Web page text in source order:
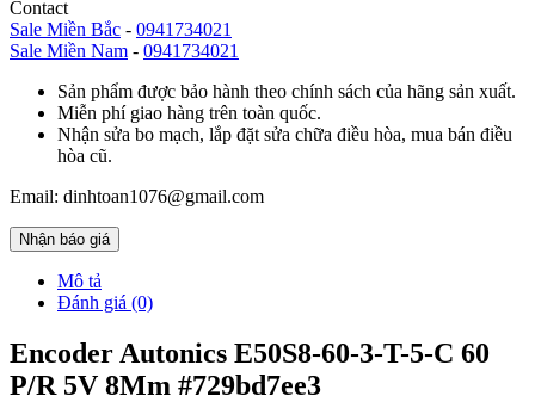
Contact
Sale Miền Bắc - 0941734021
Sale Miền Nam - 0941734021
Sản phẩm được bảo hành theo chính sách của hãng sản xuất.
Miễn phí giao hàng trên toàn quốc.
Nhận sửa bo mạch, lắp đặt sửa chữa điều hòa, mua bán điều
hòa cũ.
Email: dinhtoan1076@gmail.com
Nhận báo giá
Mô tả
Đánh giá (0)
Encoder Autonics E50S8-60-3-T-5-C 60
P/R 5V 8Mm #729bd7ee3